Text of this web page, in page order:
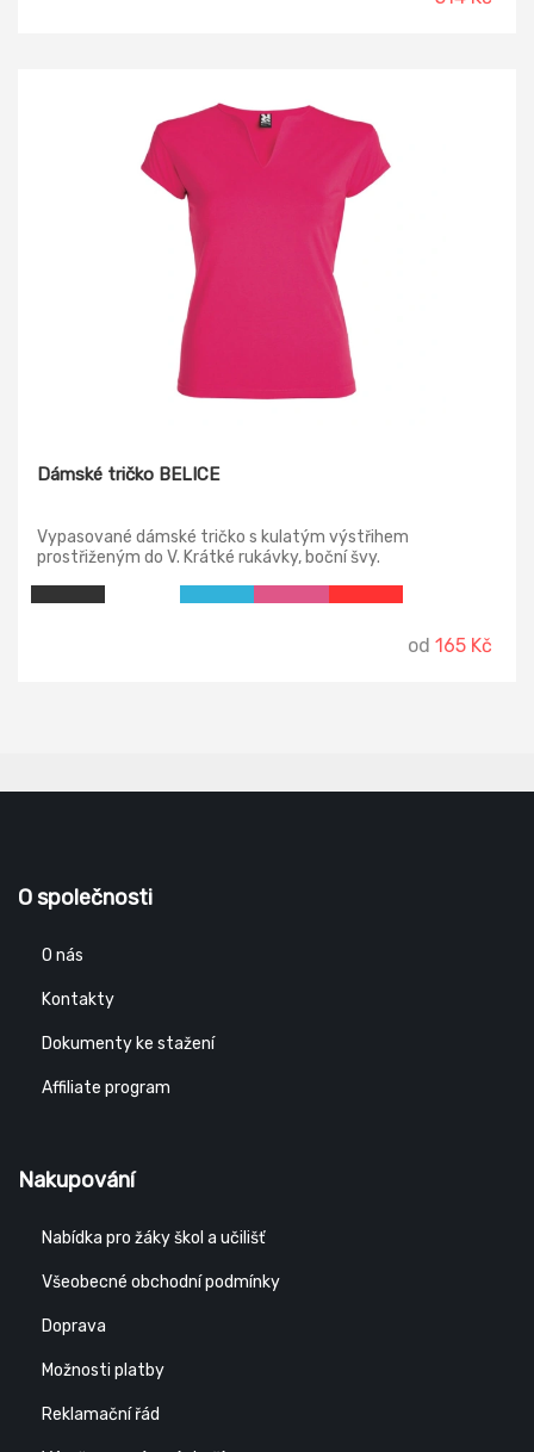
Dámské tričko BELICE
Vypasované dámské tričko s kulatým výstřihem
prostřiženým do V. Krátké rukávky, boční švy.
od 165 Kč
O společnosti
O nás
Kontakty
Dokumenty ke stažení
Affiliate program
Nakupování
Nabídka pro žáky škol a učilišť
Všeobecné obchodní podmínky
Doprava
Možnosti platby
Reklamační řád